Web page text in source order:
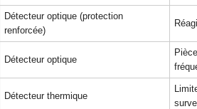
Détecteur optique (protection
renforcée)
Détecteur optique
Détecteur thermique